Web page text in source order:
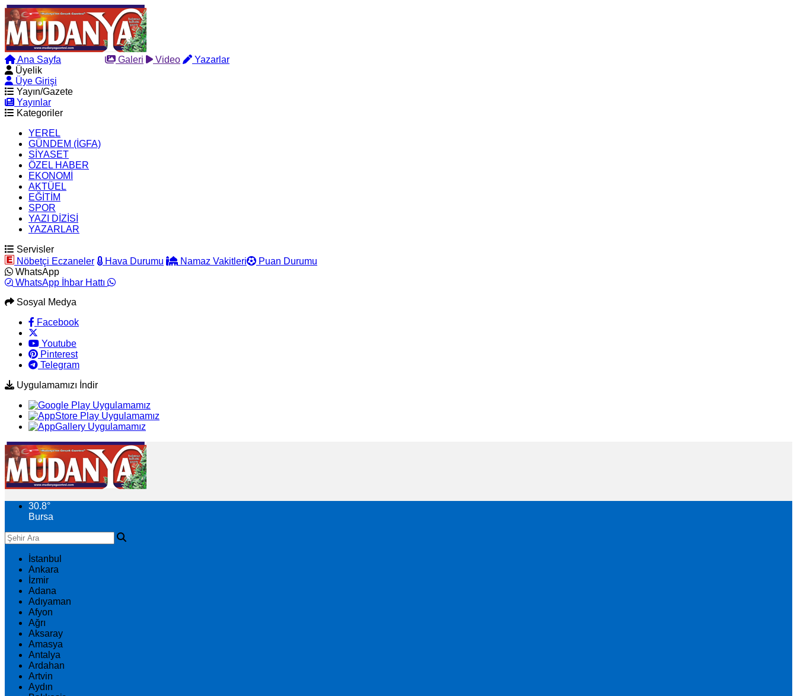
Ana Sayfa Galeri Video
Yazarlar
Üyelik
Üye Girişi
Yayın/Gazete
Yayınlar
Kategoriler
YEREL
GÜNDEM (İGFA)
SİYASET
ÖZEL HABER
EKONOMİ
AKTÜEL
EĞİTİM
SPOR
YAZI DİZİSİ
YAZARLAR
Servisler
Nöbetçi Eczaneler
Hava Durumu Namaz Vakitleri
Puan Durumu
WhatsApp
WhatsApp İhbar Hattı
Sosyal Medya
Facebook
Youtube
Pinterest
Telegram
Uygulamamızı İndir
30.8°
Bursa
İstanbul
Ankara
İzmir
Adana
Adıyaman
Afyon
Ağrı
Aksaray
Amasya
Antalya
Ardahan
Artvin
Aydın